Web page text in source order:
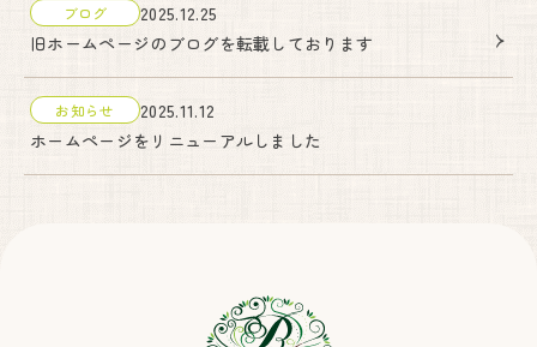
ブログ
2025.12.25
旧ホームページのブログを転載しております
お知らせ
2025.11.12
ホームページをリニューアルしました
月 火 水 木
9:00〜17:00
● ● ● ● ● ● ▲
出産は24時間365日体制で対応しております。